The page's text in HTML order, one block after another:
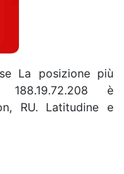
La posizione più
è
RU. Latitudine e